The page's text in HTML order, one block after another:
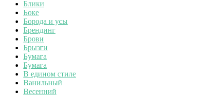
Блики
Боке
Борода и усы
Брендинг
Брови
Брызги
Бумага
Бумага
В едином стиле
Ванильный
Весенний